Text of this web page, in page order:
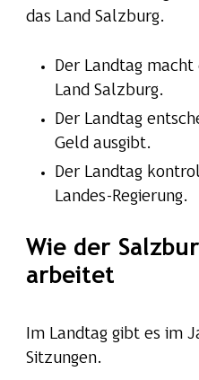
das Land Salzburg.
Der Landtag
Land Salzburg.
Der Landtag
Geld ausgibt.
Der Landtag
Landes-Regierung.
Wie der
arbeitet
Im Landtag gibt es im
Sitzungen.